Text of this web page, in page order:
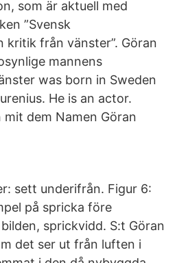
som är aktuell med
”Svensk
kritik från vänster”. Göran
mannens
was born in Sweden
He is an actor.
dem Namen Göran
sett underifrån. Figur 6:
på spricka före
sprickvidd. S:t Göran
det ser ut från luften i